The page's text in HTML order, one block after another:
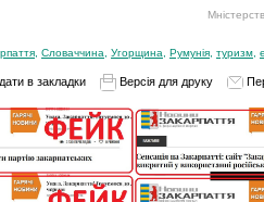
Словаччина Угорщина Румунія туризм
в закладки Версія для друку